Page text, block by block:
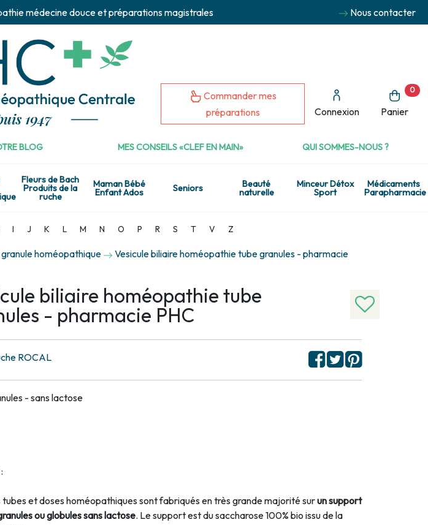
médecine douce et préparations magistrales Nous contacter
Commander mes
préparations
Connexion Panier
0
BLOG MES CONSEILS «CLEF EN MAIN» QUI SOMMES-NOUS ?
Fleurs de Bach
Produits de la
ruche
Maman Bébé
Enfant Ados Seniors Beauté
naturelle
Minceur Détox
Sport
Médicaments
Parapharmacie
I J K L M N O P R S T V Z
granule homéopathique
Vesicule biliaire homéopathie tube granules - pharmacie
biliaire homéopathie tube
- pharmacie PHC
ROCAL
- sans lactose
tubes et doses homéopathiques sont fabriqués en très grande majorité surun support
ou globules sans lactose. Le support est du saccharose 100% bio issu de la